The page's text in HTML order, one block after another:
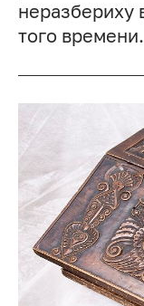
того времени.